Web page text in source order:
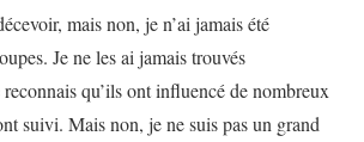
mais non, je n’ai jamais été
Je ne les ai jamais trouvés
qu’ils ont influencé de nombreux
suivi. Mais non, je ne suis pas un grand